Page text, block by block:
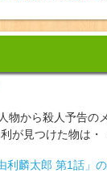
物から殺人予告の
が見つけた物は・
利麟太郎 第1話」